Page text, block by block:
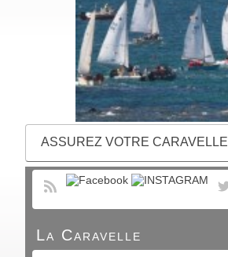
ASSUREZ VOTRE CARAVELLE
La Caravelle